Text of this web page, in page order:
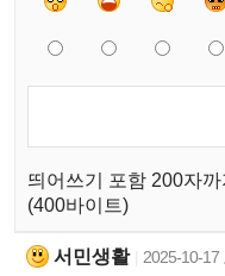
띄어쓰기 포함 200자
(400바이트)
서민생활 2025-10-17